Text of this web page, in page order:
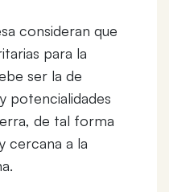
consideran que
para la
ser la de
potencialidades
de tal forma
cercana a la